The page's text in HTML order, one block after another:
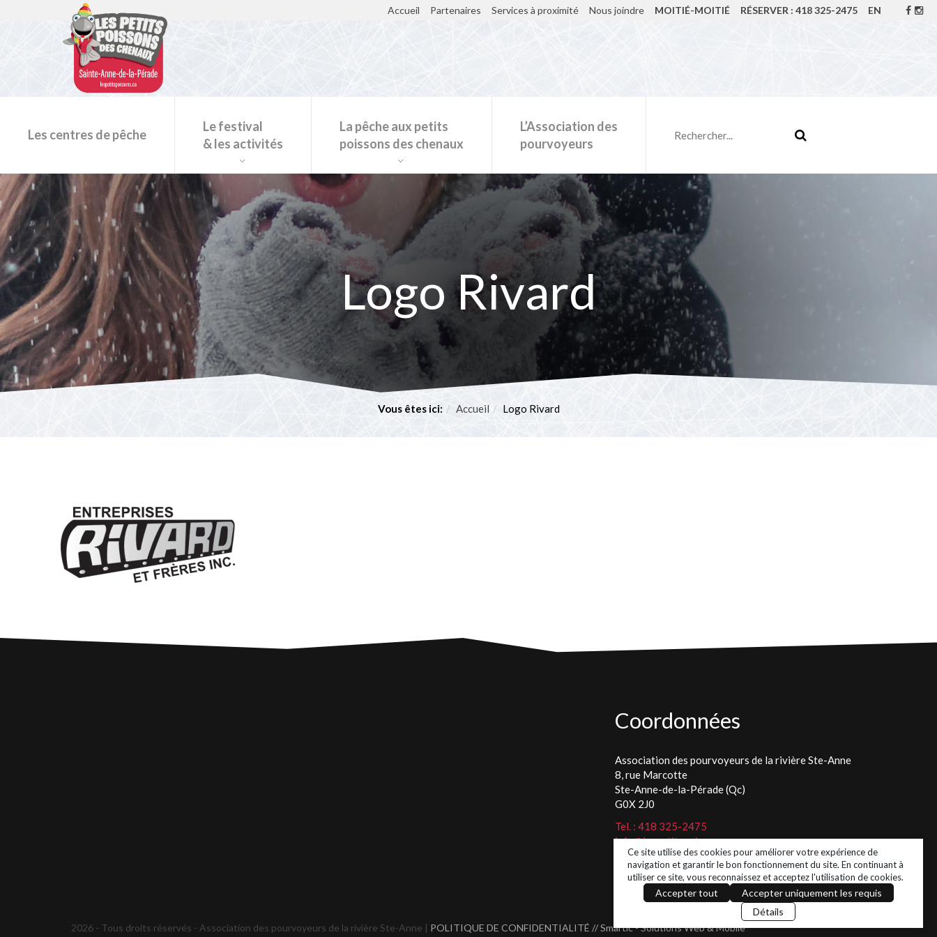
EN
Accueil Partenaires Services à proximité Nous joindre MOITIÉ-MOITIÉ RÉSERVER : 418 325-2475
Les centres de pêche
Le festival
& les activités
La pêche aux petits
poissons des chenaux
L’Association des
pourvoyeurs
Logo Rivard
Vous êtes ici: Accueil Logo Rivard
Coordonnées
Association des pourvoyeurs de la rivière Ste-Anne
8, rue Marcotte
Ste-Anne-de-la-Pérade (Qc)
G0X 2J0
Tel. : 418 325-2475
info@lespetitspoissons.ca
2026 - Tous droits réservés - Association des pourvoyeurs de la rivière Ste-Anne | POLITIQUE DE CONFIDENTIALITÉ // Smartic - Solutions Web & Mobile
Ce site utilise des cookies pour améliorer votre expérience de
navigation et garantir le bon fonctionnement du site. En continuant à
utiliser ce site, vous reconnaissez et acceptez l'utilisation de cookies.
Accepter tout
Accepter uniquement les requis
Détails